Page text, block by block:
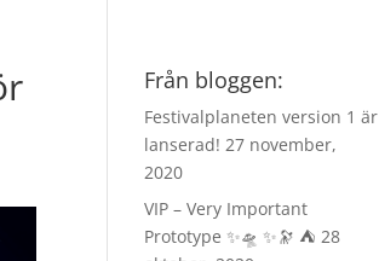
Från bloggen:
Festivalplaneten version 1 är
lanserad! 27 november,
2020
VIP – Very Important
Prototype ✨🛸 ✨🔭 ⛺️ 28